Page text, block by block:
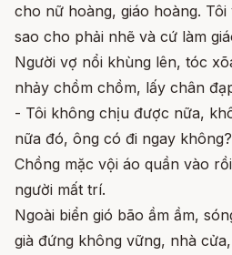
cho nữ hoàng, giáo hoàng.
sao cho phải nhẽ và cứ làm
Người vợ nổi khùng lên, tóc
nhảy chồm chồm, lấy chân
- Tôi không chịu được nữa,
nữa đó, ông có đi ngay không?
Chồng mặc vội áo quần vào
người mất trí.
Ngoài biển gió bão ầm ầm,
già đứng không vững, nhà